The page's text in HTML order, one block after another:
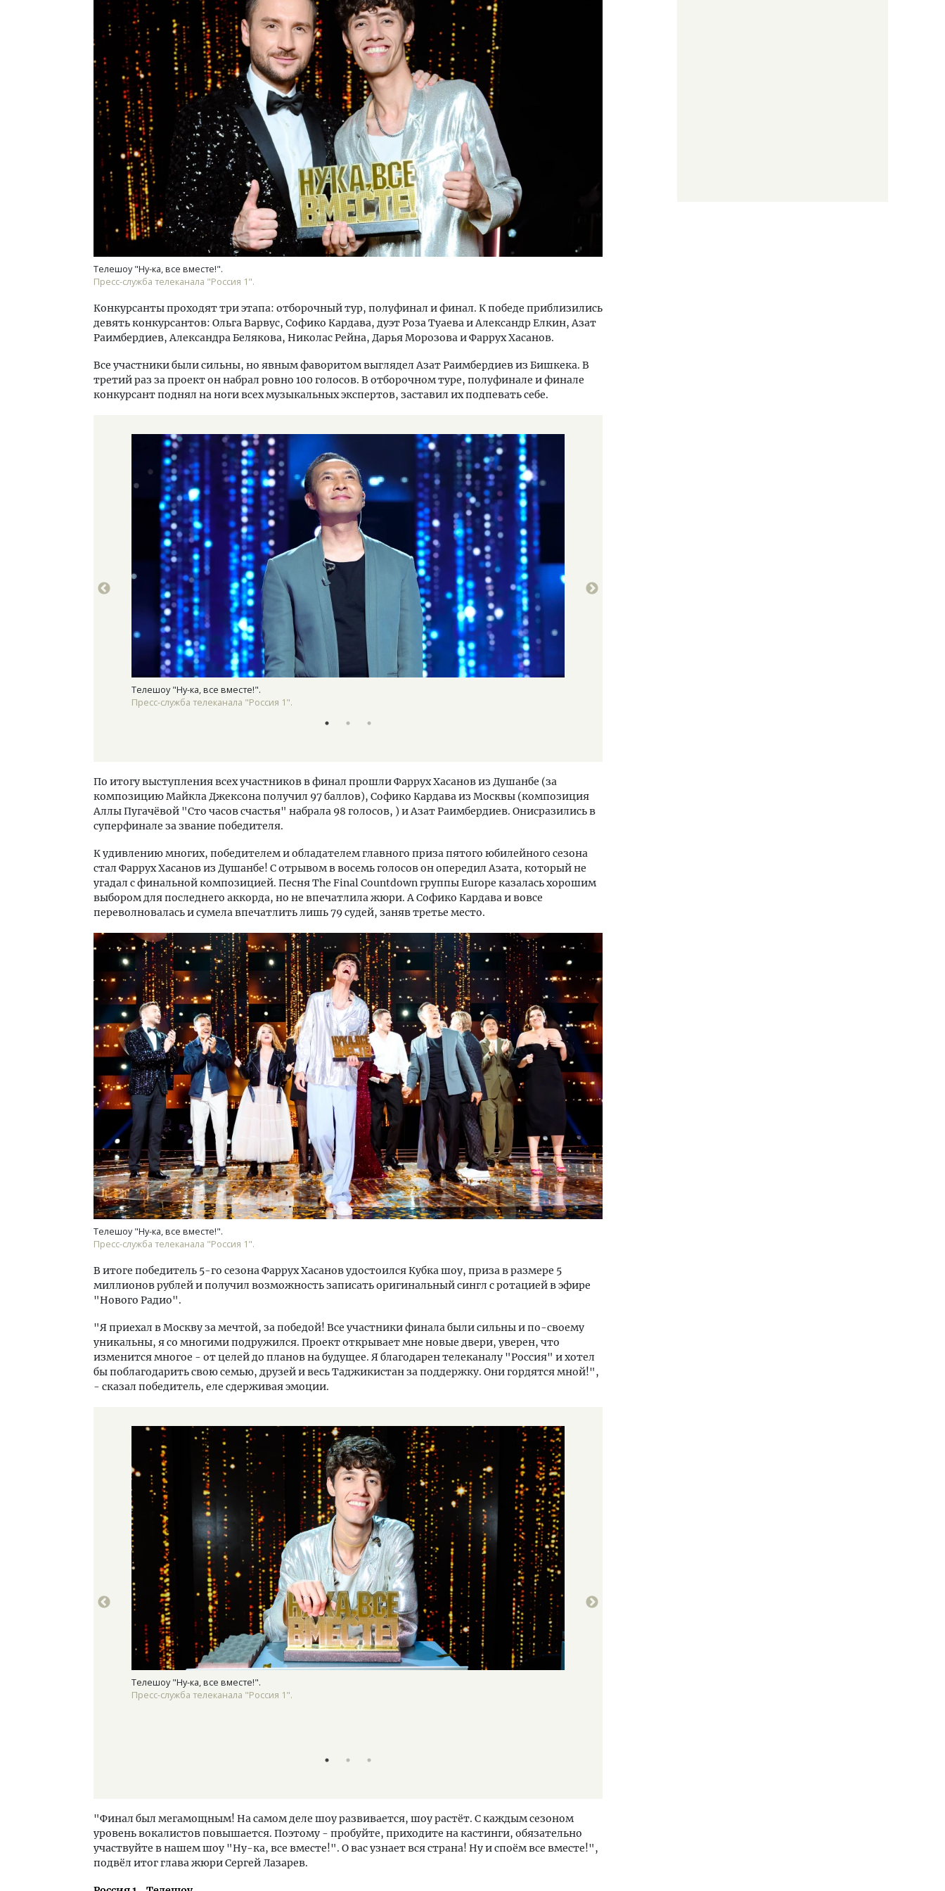
Телешоу "Ну-ка, все вместе!".
Пресс-служба телеканала "Россия 1".
Конкурсанты проходят три этапа: отборочный тур, полуфинал и финал. К победе приблизились
девять конкурсантов: Ольга Варвус, Софико Кардава, дуэт Роза Туаева и Александр Елкин, Азат
Раимбердиев, Александра Белякова, Николас Рейна, Дарья Морозова и Фаррух Хасанов.
Все участники были сильны, но явным фаворитом выглядел Азат Раимбердиев из Бишкека. В
третий раз за проект он набрал ровно 100 голосов. В отборочном туре, полуфинале и финале
конкурсант поднял на ноги всех музыкальных экспертов, заставил их подпевать себе.
Телешоу "Ну-ка, все вместе!".
Пресс-служба телеканала "Россия 1".
По итогу выступления всех участников в финал прошли Фаррух Хасанов из Душанбе (за
композицию Майкла Джексона получил 97 баллов), Софико Кардава из Москвы (композиция
Аллы Пугачёвой "Сто часов счастья" набрала 98 голосов, ) и Азат Раимбердиев. Онисразились в
суперфинале за звание победителя.
К удивлению многих, победителем и обладателем главного приза пятого юбилейного сезона
стал Фаррух Хасанов из Душанбе! С отрывом в восемь голосов он опередил Азата, который не
угадал с финальной композицией. Песня The Final Countdown группы Europe казалась хорошим
выбором для последнего аккорда, но не впечатлила жюри. А Софико Кардава и вовсе
переволновалась и сумела впечатлить лишь 79 судей, заняв третье место.
Телешоу "Ну-ка, все вместе!".
Пресс-служба телеканала "Россия 1".
В итоге победитель 5-го сезона Фаррух Хасанов удостоился Кубка шоу, приза в размере 5
миллионов рублей и получил возможность записать оригинальный сингл с ротацией в эфире
"Нового Радио".
"Я приехал в Москву за мечтой, за победой! Все участники финала были сильны и по-своему
уникальны, я со многими подружился. Проект открывает мне новые двери, уверен, что
изменится многое - от целей до планов на будущее. Я благодарен телеканалу "Россия" и хотел
бы поблагодарить свою семью, друзей и весь Таджикистан за поддержку. Они гордятся мной!",
- сказал победитель, еле сдерживая эмоции.
Телешоу "Ну-ка, все вместе!".
Пресс-служба телеканала "Россия 1".
"Финал был мегамощным! На самом деле шоу развивается, шоу растёт. С каждым сезоном
уровень вокалистов повышается. Поэтому - пробуйте, приходите на кастинги, обязательно
участвуйте в нашем шоу "Ну-ка, все вместе!". О вас узнает вся страна! Ну и споём все вместе!",
подвёл итог глава жюри Сергей Лазарев.